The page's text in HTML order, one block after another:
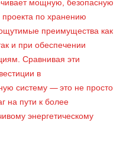
мощную, безопасную
по хранению
преимущества как
и при обеспечении
Сравнивая эти
в
систему — это не просто
на пути к более
энергетическому